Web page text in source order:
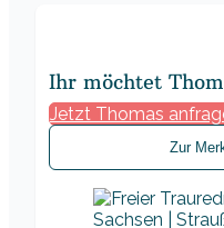
Ihr möchtet
Jetzt Thomas
Zur